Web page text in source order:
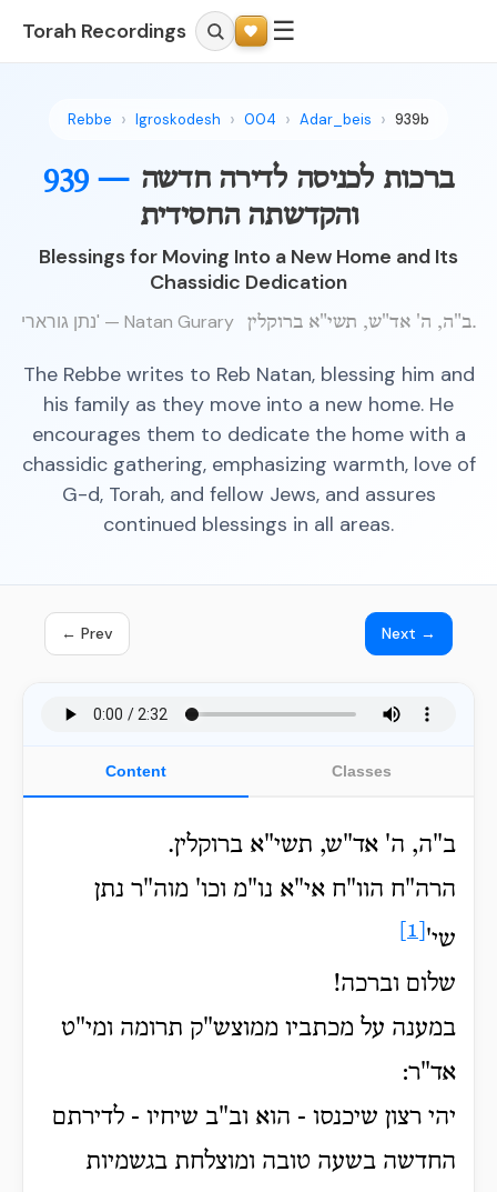
Torah Recordings ☰
Rebbe Igroskodesh 004 Adar_beis 939b
939 — ברכות לכניסה לדירה חדשה
והקדשתה החסידית
Blessings for Moving Into a New Home and Its
Chassidic Dedication
נתן גורארי' — Natan Gurary ב"ה, ה' אד"ש, תשי"א ברוקלין.
The Rebbe writes to Reb Natan, blessing him and
his family as they move into a new home. He
encourages them to dedicate the home with a
chassidic gathering, emphasizing warmth, love of
G-d, Torah, and fellow Jews, and assures
continued blessings in all areas.
← Prev Next →
Content Classes
ב"ה, ה' אד"ש, תשי"א ברוקלין.
הרה"ח הוו"ח אי"א נו"מ וכו' מוה"ר נתן
שי'
שלום וברכה!
במענה על מכתביו ממוצש"ק תרומה ומי"ט
אד"ר:
יהי רצון שיכנסו - הוא וב"ב שיחיו - לדירתם
החדשה בשעה טובה ומוצלחת בגשמיות